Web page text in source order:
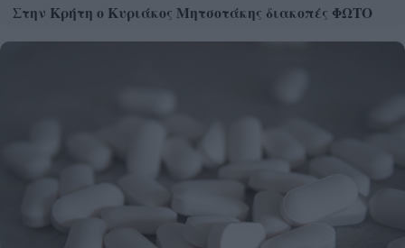
Στην Κρήτη ο Κυριάκος Μητσοτάκης διακοπές ΦΩΤΟ